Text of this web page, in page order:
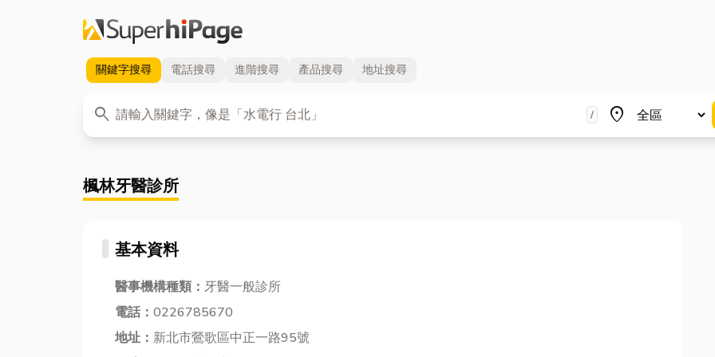
關鍵字搜尋 電話搜尋 進階搜尋 產品搜尋 地址搜尋
search
關鍵字 / place
地區
楓林牙醫診所
基本資料
醫事機構種類： 牙醫一般診所
電話： 0226785670
地址： 新北市鶯歌區中正一路95號